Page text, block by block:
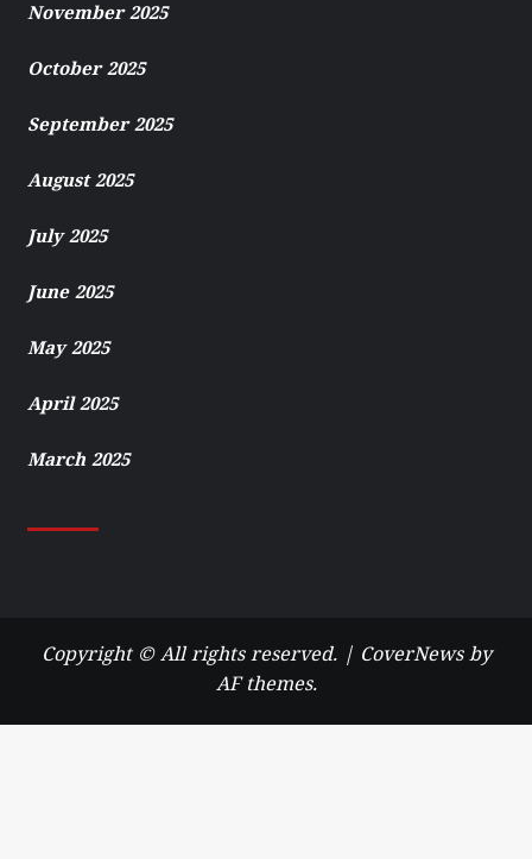
November 2025
October 2025
September 2025
August 2025
July 2025
June 2025
May 2025
April 2025
March 2025
Copyright © All rights reserved. | CoverNewsby
AF themes.